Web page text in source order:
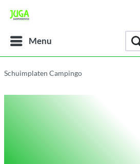
Menu
Schuimplaten Campingo